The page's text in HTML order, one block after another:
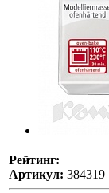
Рейтинг:
Артикул: 384319